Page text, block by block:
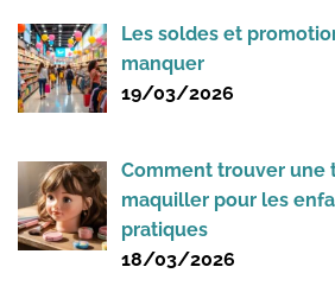
Les soldes et
manquer
19/03/2026
Comment trouver une
maquiller pour les
pratiques
18/03/2026